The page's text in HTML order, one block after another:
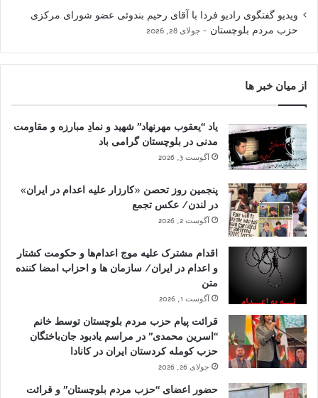
ویدیو گفتگوی رادیو فردا با آقای رحیم بندوئی عضو شورای مرکزی
حزب مردم بلوچستان
جولای 28, 2026
از میان خبر ها
یاد “یعقوب مهرنهاد” شهید و نمادِ مبارزه و مقاومت
مدنی در بلوچستان گرامی باد
آگوست 3, 2026
پنجمین روز تحصن «کارزار علیه اعدام در ایران»
در لندن/ عکس تجمع
آگوست 2, 2026
اقدام مشترک علیه موج اعدام‌ها و حکومت کشتار
و اعدام در ایران/ سازمان ها و احزاب امضا کننده
متن
آگوست 1, 2026
قرائت پیام حزب مردم بلوچستان توسط خانم
“اسرین محمدی” در مراسم یادبود جان‌باختگان
حزب کومله کردستان ایران در کانادا
جولای 26, 2026
حضور اعضای “حزب مردم بلوچستان” و قرائت